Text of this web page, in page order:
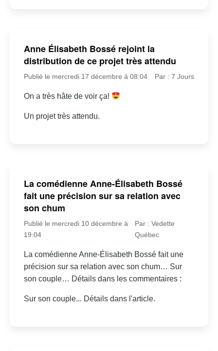
Anne Élisabeth Bossé rejoint la
distribution de ce projet très attendu
Publié le mercredi 17 décembre à 08:04 Par : 7 Jours
On a très hâte de voir ça!
Un projet très attendu.
La comédienne Anne-Élisabeth Bossé
fait une précision sur sa relation avec
son chum
Publié le mercredi 10 décembre à
19:04
Par : Vedette
Québec
La comédienne Anne-Élisabeth Bossé fait une
précision sur sa relation avec son chum… Sur
son couple… Détails dans les commentaires :
Sur son couple... Détails dans l'article.